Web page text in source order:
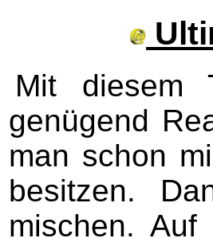
Mit diesem
genügend
man schon
besitzen.
mischen.